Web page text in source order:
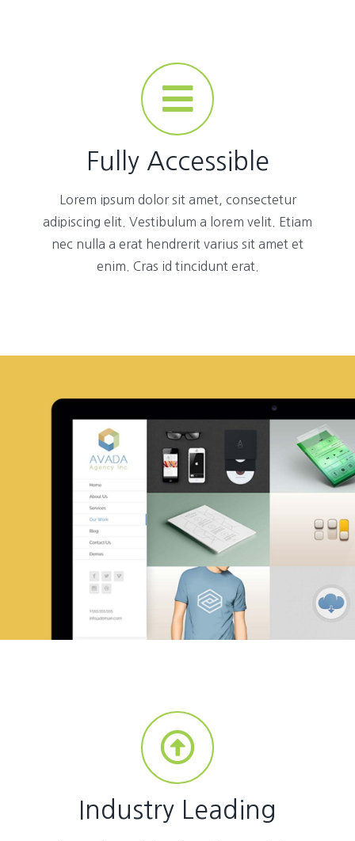
Fully Accessible
Lorem ipsum dolor sit amet, consectetur
adipiscing elit. Vestibulum a lorem velit. Etiam
nec nulla a erat hendrerit varius sit amet et
enim. Cras id tincidunt erat.
Industry Leading